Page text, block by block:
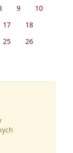
9
10
17
18
25
26